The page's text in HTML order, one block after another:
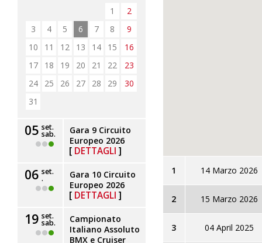
1 14 Marzo 2026
2 15 Marzo 2026
3 04 April 2025
1
2
3
4 5 6 7 8
9
10
11 12 13 14 15
16
17
18 19 20 21 22
23
24
25 26 27 28 29
30
31
05 set.
sab.
Gara 9 Circuito
Europeo 2026
DETTAGLI
06 set.
.
Gara 10 Circuito
Europeo 2026
DETTAGLI
19 set.
sab.
Campionato
Italiano Assoluto
BMX e Cruiser